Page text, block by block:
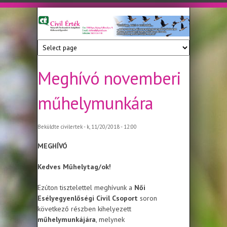
Ugrás a tartalomra
Civil
Érték
Nonprofit
Tanácsadó
és
Közhasznú
Meghívó novemberi
műhelymunkára
Beküldte civilertek- k, 11/20/2018 - 12:00
MEGHÍVÓ
Kedves Műhelytag/ok!
Ezúton tisztelettel meghívunk a Női
Esélyegyenlőségi Civil Csoport soron
következő részben kihelyezett
műhelymunkájára, melynek